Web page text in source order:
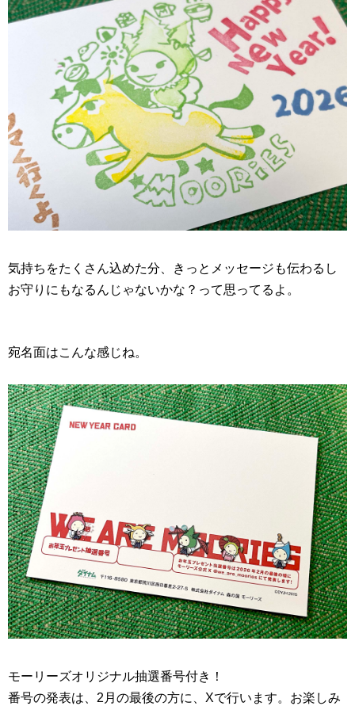
気持ちをたくさん込めた分、きっとメッセージも伝わるし
お守りにもなるんじゃないかな？って思ってるよ。
宛名面はこんな感じね。
モーリーズオリジナル抽選番号付き！
番号の発表は、2月の最後の方に、Xで行います。お楽しみ